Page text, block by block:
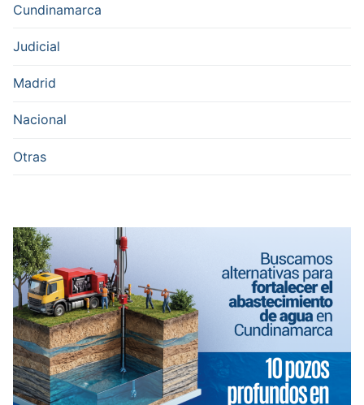
Cundinamarca
Judicial
Madrid
Nacional
Otras